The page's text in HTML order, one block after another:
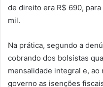
de direito era R$ 690,
mil.
Na prática, segundo a
cobrando dos bolsistas
mensalidade integral e,
governo as isenções